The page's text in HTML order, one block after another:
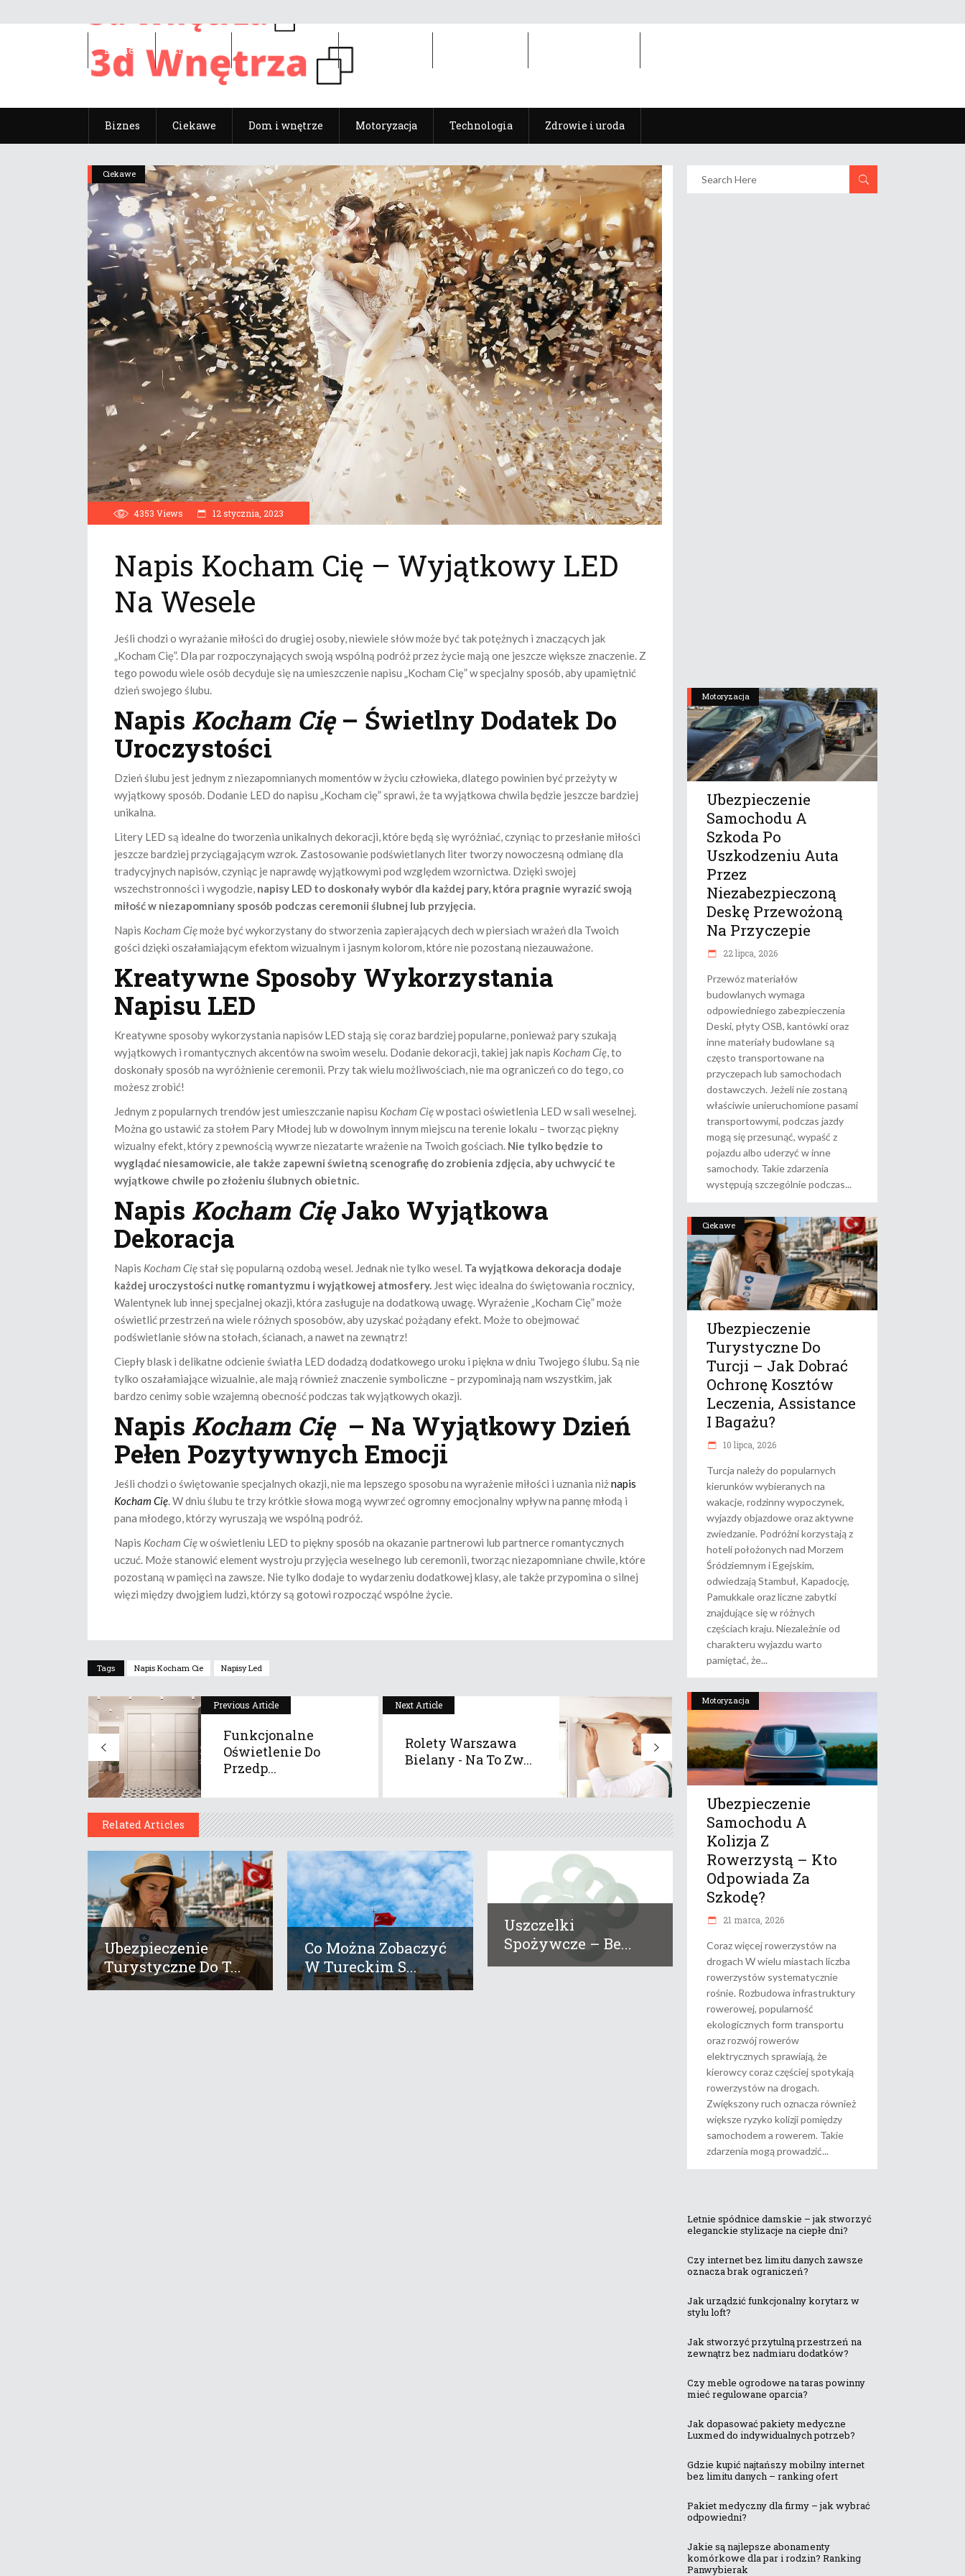
Biznes Ciekawe Dom i wnętrze Motoryzacja Technologia Zdrowie i uroda
Biznes Ciekawe
Ciekawe
4353 Views 12 stycznia, 2023
Napis Kocham Cię – Wyjątkowy LED
Na Wesele
Jeśli chodzi o wyrażanie miłości do drugiej osoby, niewiele słów może być tak potężnych i znaczących jak
„Kocham Cię”. Dla par rozpoczynających swoją wspólną podróż przez życie mają one jeszcze większe znaczenie. Z
tego powodu wiele osób decyduje się na umieszczenie napisu „Kocham Cię” w specjalny sposób, aby upamiętnić
dzień swojego ślubu.
Napis Kocham Cię– Świetlny Dodatek Do
Uroczystości
Dzień ślubu jest jednym z niezapomnianych momentów w życiu człowieka, dlatego powinien być przeżyty w
wyjątkowy sposób. Dodanie LED do napisu „Kocham cię” sprawi, że ta wyjątkowa chwila będzie jeszcze bardziej
unikalna.
Litery LED są idealne do tworzenia unikalnych dekoracji, które będą się wyróżniać, czyniąc to przesłanie miłości
jeszcze bardziej przyciągającym wzrok. Zastosowanie podświetlanych liter tworzy nowoczesną odmianę dla
tradycyjnych napisów, czyniąc je naprawdę wyjątkowymi pod względem wzornictwa. Dzięki swojej
wszechstronności i wygodzie, napisy LED to doskonały wybór dla każdej pary, która pragnie wyrazić swoją
miłość w niezapomniany sposób podczas ceremonii ślubnej lub przyjęcia.
Napis Kocham Cięmoże być wykorzystany do stworzenia zapierających dech w piersiach wrażeń dla Twoich
gości dzięki oszałamiającym efektom wizualnym i jasnym kolorom, które nie pozostaną niezauważone.
Kreatywne Sposoby Wykorzystania
Napisu LED
Kreatywne sposoby wykorzystania napisów LED stają się coraz bardziej popularne, ponieważ pary szukają
wyjątkowych i romantycznych akcentów na swoim weselu. Dodanie dekoracji, takiej jak napis Kocham Cię, to
doskonały sposób na wyróżnienie ceremonii. Przy tak wielu możliwościach, nie ma ograniczeń co do tego, co
możesz zrobić!
Jednym z popularnych trendów jest umieszczanie napisu Kocham Cięw postaci oświetlenia LED w sali weselnej.
Można go ustawić za stołem Pary Młodej lub w dowolnym innym miejscu na terenie lokalu – tworząc piękny
wizualny efekt, który z pewnością wywrze niezatarte wrażenie na Twoich gościach. Nie tylko będzie to
wyglądać niesamowicie, ale także zapewni świetną scenografię do zrobienia zdjęcia, aby uchwycić te
wyjątkowe chwile po złożeniu ślubnych obietnic.
Napis Kocham CięJako Wyjątkowa
Dekoracja
Napis Kocham Cięstał się popularną ozdobą wesel. Jednak nie tylko wesel. Ta wyjątkowa dekoracja dodaje
każdej uroczystości nutkę romantyzmu i wyjątkowej atmosfery. Jest więc idealna do świętowania rocznicy,
Walentynek lub innej specjalnej okazji, która zasługuje na dodatkową uwagę. Wyrażenie „Kocham Cię” może
oświetlić przestrzeń na wiele różnych sposobów, aby uzyskać pożądany efekt. Może to obejmować
podświetlanie słów na stołach, ścianach, a nawet na zewnątrz!
Ciepły blask i delikatne odcienie światła LED dodadzą dodatkowego uroku i piękna w dniu Twojego ślubu. Są nie
tylko oszałamiające wizualnie, ale mają również znaczenie symboliczne – przypominają nam wszystkim, jak
bardzo cenimy sobie wzajemną obecność podczas tak wyjątkowych okazji.
Napis Kocham Cię– Na Wyjątkowy Dzień
Pełen Pozytywnych Emocji
Jeśli chodzi o świętowanie specjalnych okazji, nie ma lepszego sposobu na wyrażenie miłości i uznania niżnapis
Kocham Cię. W dniu ślubu te trzy krótkie słowa mogą wywrzeć ogromny emocjonalny wpływ na pannę młodą i
pana młodego, którzy wyruszają we wspólną podróż.
Napis Kocham Cięw oświetleniu LED to piękny sposób na okazanie partnerowi lub partnerce romantycznych
uczuć. Może stanowić element wystroju przyjęcia weselnego lub ceremonii, tworząc niezapomniane chwile, które
pozostaną w pamięci na zawsze. Nie tylko dodaje to wydarzeniu dodatkowej klasy, ale także przypomina o silnej
więzi między dwojgiem ludzi, którzy są gotowi rozpocząć wspólne życie.
Tags Napis Kocham Cie Napisy Led
Previous Article
Funkcjonalne
Oświetlenie Do
Przedp...
Next Article
Rolety Warszawa
Bielany - Na To Zw...
Related Articles
Ubezpieczenie
Turystyczne Do T...
Co Można Zobaczyć
W Tureckim S...
Uszczelki
Spożywcze – Be...
Motoryzacja
Ubezpieczenie
Samochodu A
Szkoda Po
Uszkodzeniu Auta
Przez
Niezabezpieczoną
Deskę Przewożoną
Na Przyczepie
22 lipca, 2026
Przewóz materiałów
budowlanych wymaga
odpowiedniego zabezpieczenia
Deski, płyty OSB, kantówki oraz
inne materiały budowlane są
często transportowane na
przyczepach lub samochodach
dostawczych. Jeżeli nie zostaną
właściwie unieruchomione pasami
transportowymi, podczas jazdy
mogą się przesunąć, wypaść z
pojazdu albo uderzyć w inne
samochody. Takie zdarzenia
występują szczególnie podczas
Ciekawe
Ubezpieczenie
Turystyczne Do
Turcji – Jak Dobrać
Ochronę Kosztów
Leczenia, Assistance
I Bagażu?
10 lipca, 2026
Turcja należy do popularnych
kierunków wybieranych na
wakacje, rodzinny wypoczynek,
wyjazdy objazdowe oraz aktywne
zwiedzanie. Podróżni korzystają z
hoteli położonych nad Morzem
Śródziemnym i Egejskim,
odwiedzają Stambuł, Kapadocję,
Pamukkale oraz liczne zabytki
znajdujące się w różnych
częściach kraju. Niezależnie od
charakteru wyjazdu warto
pamiętać, że
Motoryzacja
Ubezpieczenie
Samochodu A
Kolizja Z
Rowerzystą – Kto
Odpowiada Za
Szkodę?
21 marca, 2026
Coraz więcej rowerzystów na
drogach W wielu miastach liczba
rowerzystów systematycznie
rośnie. Rozbudowa infrastruktury
rowerowej, popularność
ekologicznych form transportu
oraz rozwój rowerów
elektrycznych sprawiają, że
kierowcy coraz częściej spotykają
rowerzystów na drogach.
Zwiększony ruch oznacza również
większe ryzyko kolizji pomiędzy
samochodem a rowerem. Takie
zdarzenia mogą prowadzić
Letnie spódnice damskie – jak stworzyć
eleganckie stylizacje na ciepłe dni?
Czy internet bez limitu danych zawsze
oznacza brak ograniczeń?
Jak urządzić funkcjonalny korytarz w
stylu loft?
Jak stworzyć przytulną przestrzeń na
zewnątrz bez nadmiaru dodatków?
Czy meble ogrodowe na taras powinny
mieć regulowane oparcia?
Jak dopasować pakiety medyczne
Luxmed do indywidualnych potrzeb?
Gdzie kupić najtańszy mobilny internet
bez limitu danych – ranking ofert
Pakiet medyczny dla firmy – jak wybrać
odpowiedni?
Jakie są najlepsze abonamenty
komórkowe dla par i rodzin? Ranking
Panwybierak